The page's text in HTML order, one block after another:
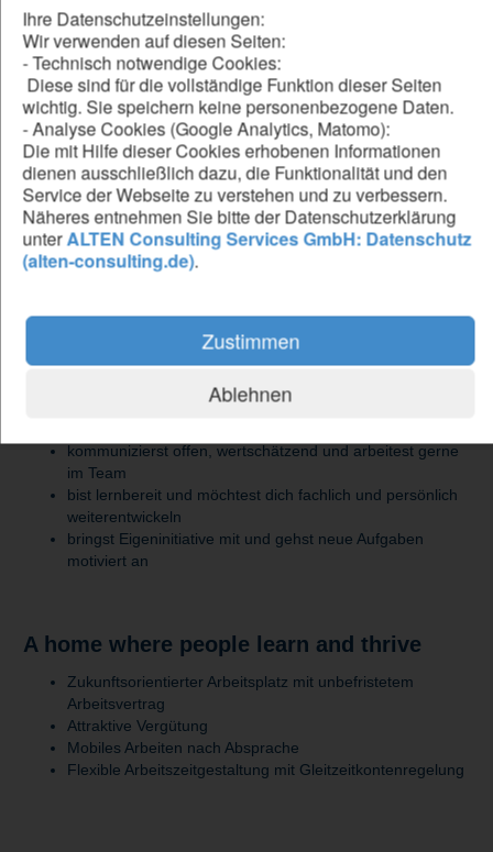
Ihre Datenschutzeinstellungen:
Wir verwenden auf diesen Seiten:
- Technisch notwendige Cookies:
Diese sind für die vollständige Funktion dieser Seiten
wichtig. Sie speichern keine personenbezogene Daten.
- Analyse Cookies (Google Analytics, Matomo):
Die mit Hilfe dieser Cookies erhobenen Informationen
dienen ausschließlich dazu, die Funktionalität und den
Service der Webseite zu verstehen und zu verbessern.
Näheres entnehmen Sie bitte der Datenschutzerklärung
unterALTEN Consulting Services GmbH: Datenschutz
(alten-consulting.de).
Zustimmen
Ablehnen
und unterstützt deren Integration in bestehende
Arbeitsabläufe
testest neue digitale Lösungen mit Fokus auf
Nutzerfreundlichkeit und Prozesssicherheit
unterstützt das Team bei der effizienten Umsetzung von
IT-Bedarfen im operativen Umfeld
Be our forward thinker
DU...
hast eine abgeschlossene Ausbildung im Bereich
Qualifikation
interessierst dich für Digitalisierung, Datenmanagement
und digitale Prozesslösungen
bringst idealerweise erste Kenntnisse im Umgang mit
Datenbanksystemen oder digitalen Formularlösungen mit
kommunizierst offen, wertschätzend und arbeitest gerne
im Team
bist lernbereit und möchtest dich fachlich und persönlich
weiterentwickeln
bringst Eigeninitiative mit und gehst neue Aufgaben
motiviert an
A home where people learn and thrive
Zukunftsorientierter Arbeitsplatz mit unbefristetem
Arbeitsvertrag
Attraktive Vergütung
Mobiles Arbeiten nach Absprache
Flexible Arbeitszeitgestaltung mit Gleitzeitkontenregelung